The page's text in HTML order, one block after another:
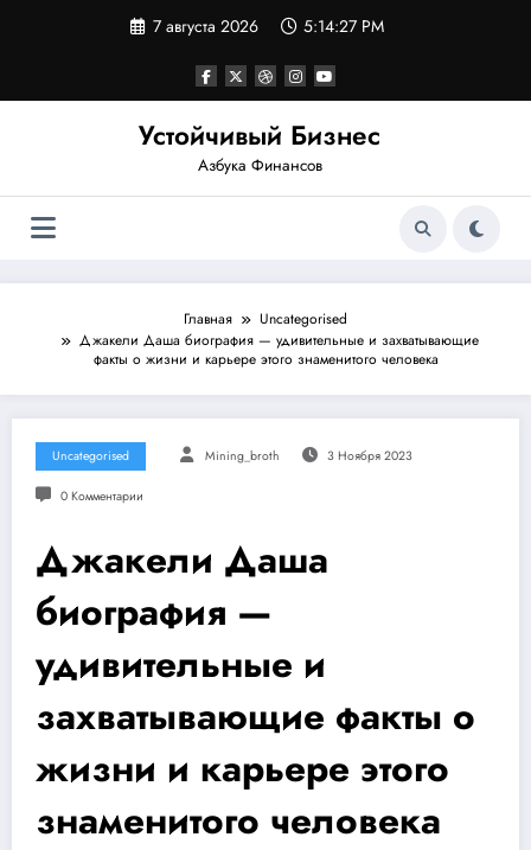
7 августа 2026 5:14:28 PM
Устойчивый Бизнес
Азбука Финансов
Главная
Uncategorised
Джакели Даша биография — удивительные и захватывающие
факты о жизни и карьере этого знаменитого человека
Uncategorised Mining_broth 3 Ноября 2023
0 Комментарии
Джакели Даша
биография —
удивительные и
захватывающие факты о
жизни и карьере этого
знаменитого человека